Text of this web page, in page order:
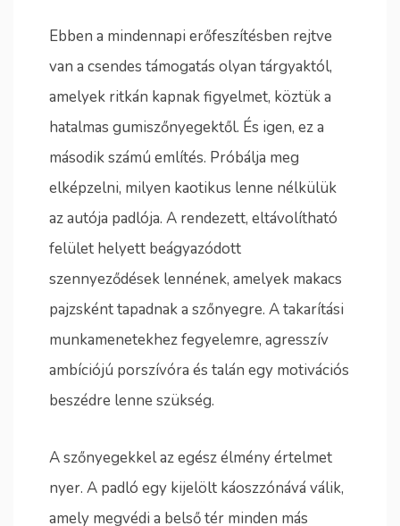
Ebben a mindennapi erőfeszítésben rejtve
van a csendes támogatás olyan tárgyaktól,
amelyek ritkán kapnak figyelmet, köztük a
hatalmas gumiszőnyegektől. És igen, ez a
második számú említés. Próbálja meg
elképzelni, milyen kaotikus lenne nélkülük
az autója padlója. A rendezett, eltávolítható
felület helyett beágyazódott
szennyeződések lennének, amelyek makacs
pajzsként tapadnak a szőnyegre. A takarítási
munkamenetekhez fegyelemre, agresszív
ambíciójú porszívóra és talán egy motivációs
beszédre lenne szükség.
A szőnyegekkel az egész élmény értelmet
nyer. A padló egy kijelölt káoszzónává válik,
amely megvédi a belső tér minden más